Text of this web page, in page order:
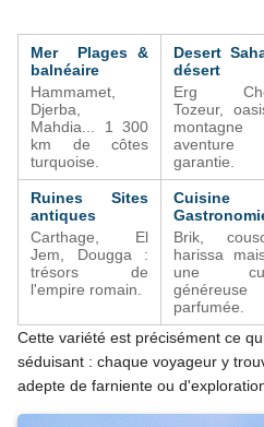
Mer  Plages &
balnéaire
Hammamet,
Djerba,
Mahdia... 1 300
km de côtes
turquoise.
Desert
désert
Erg
Tozeur,
aventure
garantie.
Ruines  Sites
antiques
Carthage, El
Jem, Dougga :
trésors de
l'empire romain.
Cuisine
Brik,
harissa
une
parfumée.
Cette variété est précisément ce
séduisant : chaque voyageur y
adepte de farniente ou